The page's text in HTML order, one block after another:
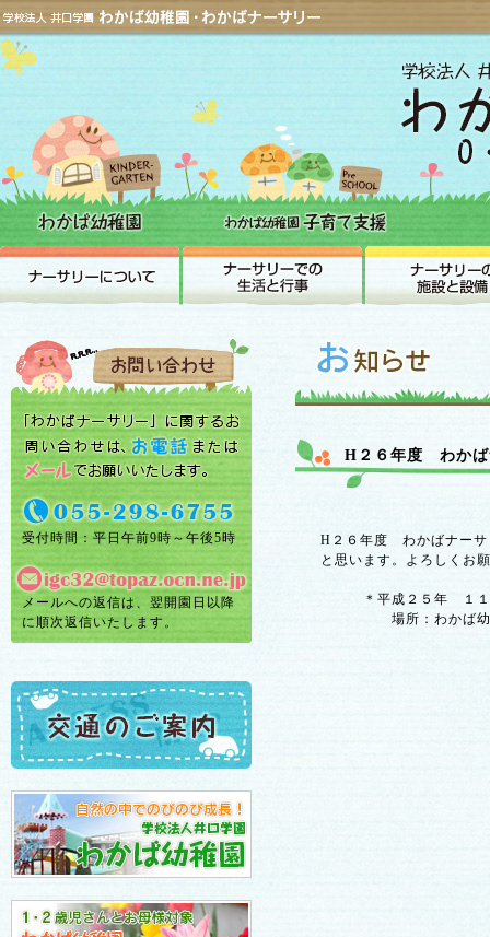
受付時間：平日午前9時～午後5時
メールへの返信は、翌開園日以降
に順次返信いたします。
H２６年度 わかば
H２６年度 わかばナーサ
と思います。よろしくお
＊平成２５年 １１月
場所：わかば幼稚園